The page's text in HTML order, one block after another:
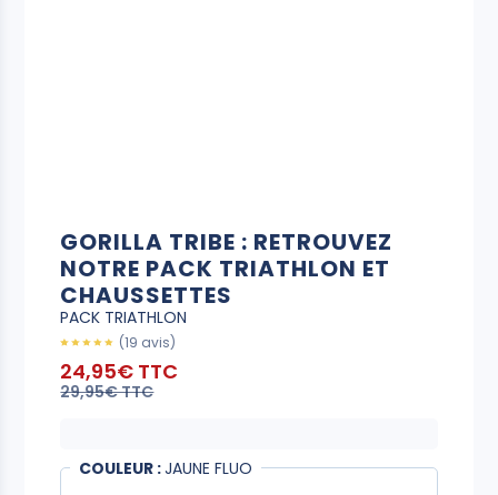
GORILLA TRIBE : RETROUVEZ
NOTRE PACK TRIATHLON ET
CHAUSSETTES
PACK TRIATHLON
(19 avis)
24,95€ TTC
29,95€ TTC
COULEUR :JAUNE FLUO